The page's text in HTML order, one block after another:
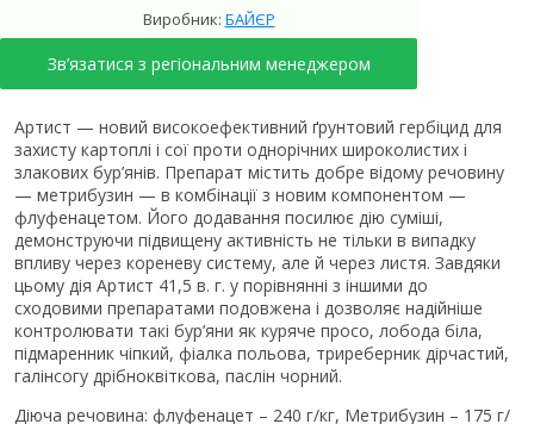
Виробник: БАЙЄР
Зв’язатися з регіональним менеджером
Артист — новий високоефективний ґрунтовий гербіцид для
захисту картоплі і сої проти однорічних широколистих і
злакових бур’янів. Препарат містить добре відому речовину
— метрибузин — в комбінації з новим компонентом —
флуфенацетом. Його додавання посилює дію суміші,
демонструючи підвищену активність не тільки в випадку
впливу через кореневу систему, але й через листя. Завдяки
цьому дія Артист 41,5 в. г. у порівнянні з іншими до
сходовими препаратами подовжена і дозволяє надійніше
контролювати такі бур’яни як куряче просо, лобода біла,
підмаренник чіпкий, фіалка польова, триреберник дірчастий,
галінсогу дрібноквіткова, паслін чорний.
Діюча речовина: флуфенацет – 240 г/кг, Метрибузин – 175 г/